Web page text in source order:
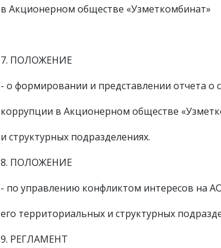
в Акционерном обществе «Узметкомбинат»
7. ПОЛОЖЕНИЕ
- о формировании и представлении отчета о
коррупции в Акционерном обществе
и структурных подразделениях.
8. ПОЛОЖЕНИЕ
- по управлению конфликтом интересов на
его территориальных и структурных
9. РЕГЛАМЕНТ